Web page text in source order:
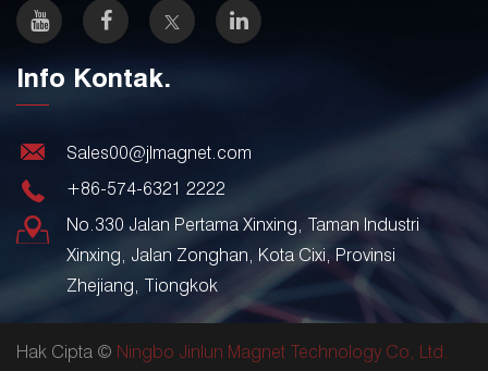
Info Kontak.
Sales00@jlmagnet.com
+86-574-6321 2222
No.330 Jalan Pertama Xinxing, Taman Industri
Xinxing, Jalan Zonghan, Kota Cixi, Provinsi
Zhejiang, Tiongkok
Hak Cipta © Ningbo Jinlun Magnet Technology Co, Ltd.